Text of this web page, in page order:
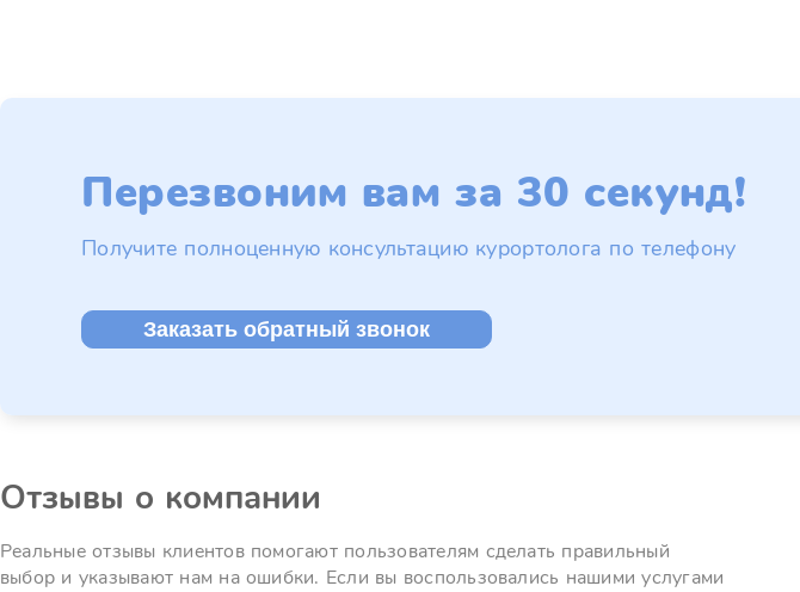
Перезвоним вам за 30 секунд!
Получите полноценную консультацию курортолога по телефону
Заказать обратный звонок
Отзывы о компании
Реальные отзывы клиентов помогают пользователям сделать правильный
выбор и указывают нам на ошибки. Если вы воспользовались нашими услугами